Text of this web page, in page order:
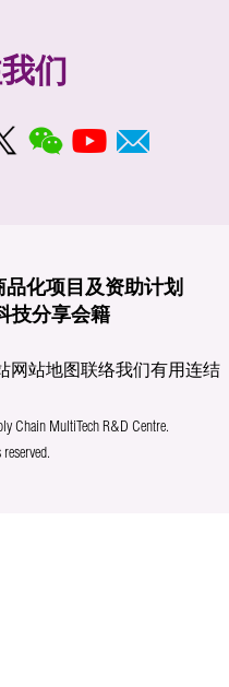
们
品化项目及资助计划
技分享会籍
网站地图联络我们有用连结
Chain MultiTech R&D Centre.